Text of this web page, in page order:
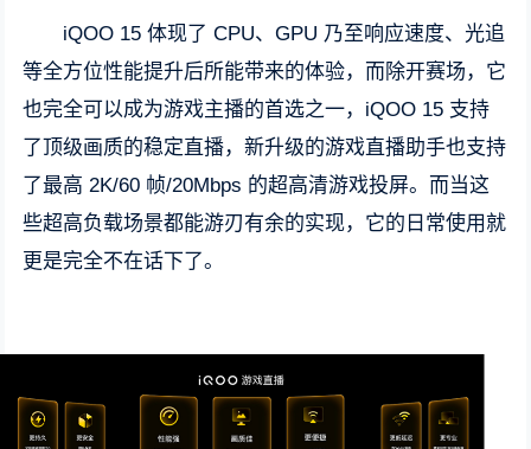
iQOO 15 体现了 CPU、GPU 乃至响应速度、光追
等全方位性能提升后所能带来的体验，而除开赛场，它
也完全可以成为游戏主播的首选之一，iQOO 15 支持
了顶级画质的稳定直播，新升级的游戏直播助手也支持
了最高 2K/60 帧/20Mbps 的超高清游戏投屏。而当这
些超高负载场景都能游刃有余的实现，它的日常使用就
更是完全不在话下了。